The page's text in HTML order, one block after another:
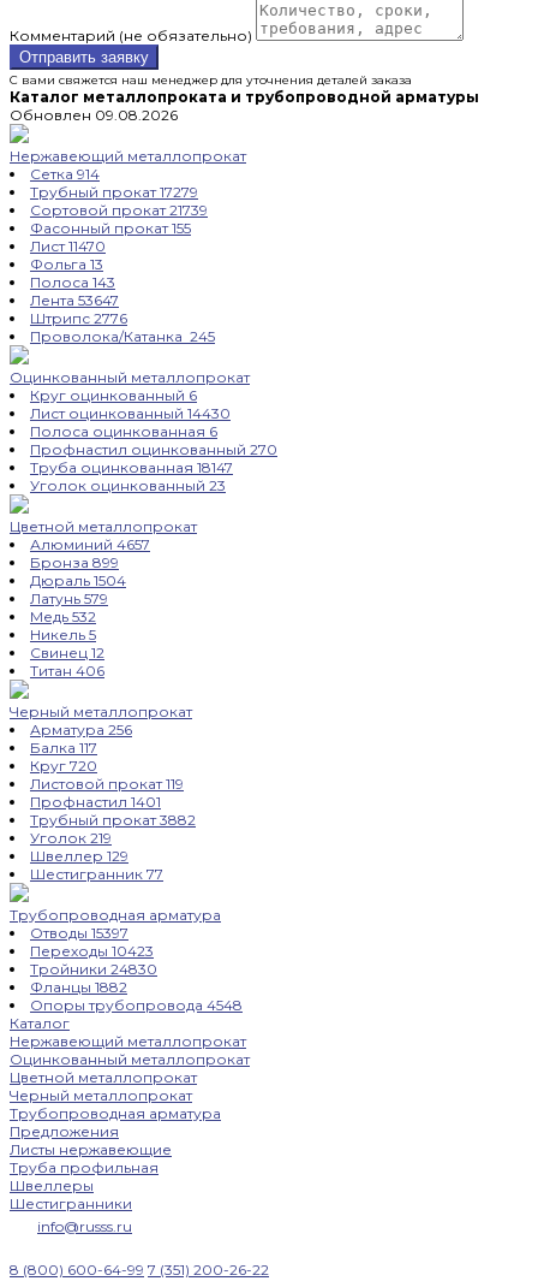
Комментарий (не обязательно)
Отправить заявку
С вами свяжется наш менеджер для уточнения деталей заказа
Каталог металлопроката и трубопроводной арматуры
Обновлен 09.08.2026
Нержавеющий металлопрокат
Сетка 914
Трубный прокат17279
Сортовой прокат21739
Фасонный прокат155
Лист11470
Фольга 13
Полоса 143
Лента 53647
Штрипс 2776
Проволока/Катанка 245
Оцинкованный металлопрокат
Круг оцинкованный 6
Лист оцинкованный 14430
Полоса оцинкованная 6
Профнастил оцинкованный 270
Труба оцинкованная 18147
Уголок оцинкованный 23
Цветной металлопрокат
Алюминий 4657
Бронза 899
Дюраль 1504
Латунь 579
Медь 532
Никель 5
Свинец 12
Титан 406
Черный металлопрокат
Арматура 256
Балка 117
Круг 720
Листовой прокат119
Профнастил 1401
Трубный прокат3882
Уголок 219
Швеллер 129
Шестигранник 77
Трубопроводная арматура
Отводы 15397
Переходы 10423
Тройники 24830
Фланцы 1882
Опоры трубопровода 4548
Каталог
Нержавеющий металлопрокат
Оцинкованный металлопрокат
Цветной металлопрокат
Черный металлопрокат
Трубопроводная арматура
Предложения
Листы нержавеющие
Труба профильная
Швеллеры
Шестигранники
info@russs.ru
8 (800) 600-64-99 7 (351) 200-26-22